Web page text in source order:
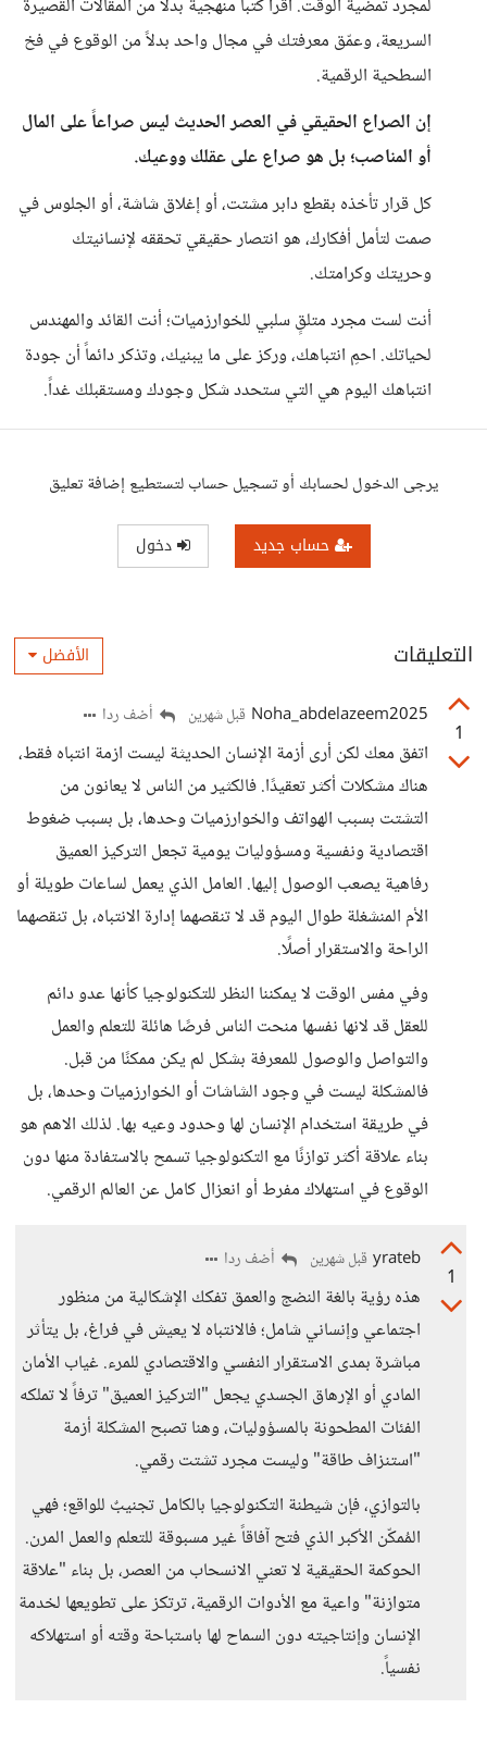
لمجرد تمضية الوقت. اقرأ كتباً منهجية بدلاً من المقالات القصيرة
السريعة، وعمّق معرفتك في مجال واحد بدلاً من الوقوع في فخ
السطحية الرقمية.
إن الصراع الحقيقي في العصر الحديث ليس صراعاً على المال
أو المناصب؛ بل هو صراع على عقلك ووعيك.
كل قرار تأخذه بقطع دابر مشتت، أو إغلاق شاشة، أو الجلوس في
صمت لتأمل أفكارك، هو انتصار حقيقي تحققه لإنسانيتك
وحريتك وكرامتك.
أنت لست مجرد متلقٍ سلبي للخوارزميات؛ أنت القائد والمهندس
لحياتك. احمِ انتباهك، وركز على ما يبنيك، وتذكر دائماً أن جودة
انتباهك اليوم هي التي ستحدد شكل وجودك ومستقبلك غداً.
يرجى الدخول لحسابك أو تسجيل حساب لتستطيع إضافة تعليق
حساب جديد دخول
التعليقات الأفضل
1
Noha_abdelazeem2025 قبل شهرين أضف ردا
اتفق معك لكن أرى أزمة الإنسان الحديثة ليست ازمة انتباه فقط،
هناك مشكلات أكثر تعقيدًا. فالكثير من الناس لا يعانون من
التشتت بسبب الهواتف والخوارزميات وحدها، بل بسبب ضغوط
اقتصادية ونفسية ومسؤوليات يومية تجعل التركيز العميق
رفاهية يصعب الوصول إليها. العامل الذي يعمل لساعات طويلة أو
الأم المنشغلة طوال اليوم قد لا تنقصهما إدارة الانتباه، بل تنقصهما
الراحة والاستقرار أصلًا.
وفي مفس الوقت لا يمكننا النظر للتكنولوجيا كأنها عدو دائم
للعقل قد لانها نفسها منحت الناس فرصًا هائلة للتعلم والعمل
والتواصل والوصول للمعرفة بشكل لم يكن ممكنًا من قبل.
فالمشكلة ليست في وجود الشاشات أو الخوارزميات وحدها، بل
في طريقة استخدام الإنسان لها وحدود وعيه بها. لذلك الاهم هو
بناء علاقة أكثر توازنًا مع التكنولوجيا تسمح بالاستفادة منها دون
الوقوع في استهلاك مفرط أو انعزال كامل عن العالم الرقمي.
1
yrateb قبل شهرين أضف ردا
هذه رؤية بالغة النضج والعمق تفكك الإشكالية من منظور
اجتماعي وإنساني شامل؛ فالانتباه لا يعيش في فراغ، بل يتأثر
مباشرة بمدى الاستقرار النفسي والاقتصادي للمرء. غياب الأمان
المادي أو الإرهاق الجسدي يجعل "التركيز العميق" ترفاً لا تملكه
الفئات المطحونة بالمسؤوليات، وهنا تصبح المشكلة أزمة
"استنزاف طاقة" وليست مجرد تشتت رقمي.
بالتوازي، فإن شيطنة التكنولوجيا بالكامل تجنيبٌ للواقع؛ فهي
المُمكّن الأكبر الذي فتح آفاقاً غير مسبوقة للتعلم والعمل المرن.
الحوكمة الحقيقية لا تعني الانسحاب من العصر، بل بناء "علاقة
متوازنة" واعية مع الأدوات الرقمية، ترتكز على تطويعها لخدمة
الإنسان وإنتاجيته دون السماح لها باستباحة وقته أو استهلاكه
نفسياً.